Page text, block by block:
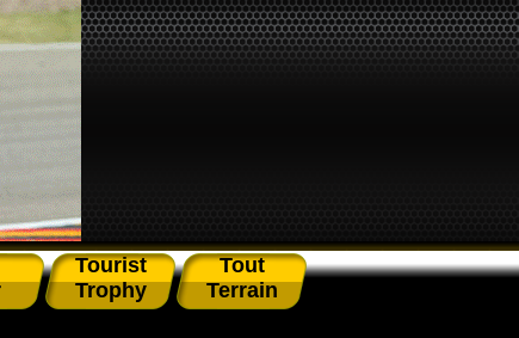
Tourist
Trophy
Tout
Terrain